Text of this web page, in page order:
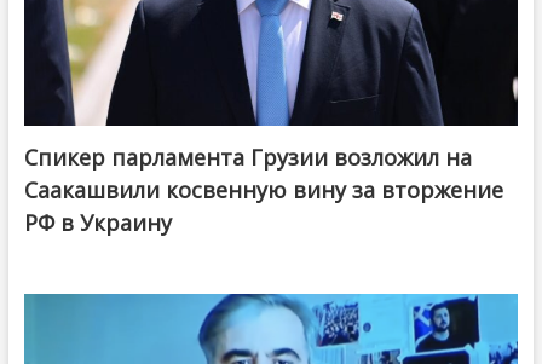
Спикер парламента Грузии возложил на
Саакашвили косвенную вину за вторжение
РФ в Украину